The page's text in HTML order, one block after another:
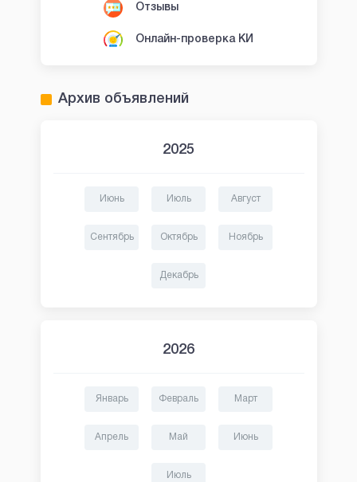
Отзывы
Онлайн-проверка КИ
Архив объявлений
2025
Июнь Июль Август
Сентябрь Октябрь Ноябрь
Декабрь
2026
Январь Февраль Март
Апрель Май Июнь
Июль